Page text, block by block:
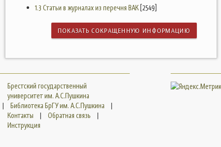
1.3 Статьи в журналах из перечня ВАК [2549]
ПОКАЗАТЬ СОКРАЩЕННУЮ ИНФОРМАЦИЮ
Брестский государственный
университет им. А.С.Пушкина
|
Библиотека БрГУ им. А.С.Пушкина
|
Контакты
| Обратная связь
|
Инструкция